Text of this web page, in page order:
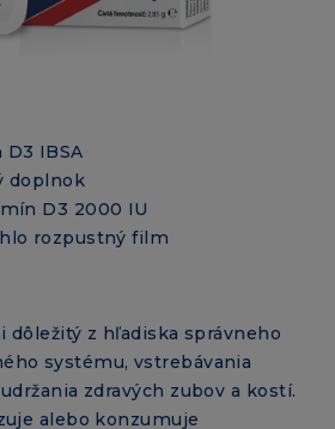
IBSA
doplnok
D3 2000 IU
rozpustný film
z hľadiska správneho
systému, vstrebávania
zdravých zubov a kostí.
alebo konzumuje